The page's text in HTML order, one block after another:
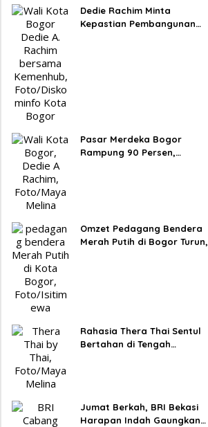
Dedie Rachim Minta
Kepastian Pembangunan
Pasar Merdeka Bogor
Rampung 90 Persen,
Omzet Pedagang Bendera
Merah Putih di Bogor Turun,
Rahasia Thera Thai Sentul
Bertahan di Tengah
Jumat Berkah, BRI Bekasi
Harapan Indah Gaungkan